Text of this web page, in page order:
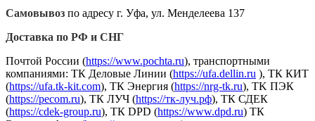
Самовывоз по адресу г. Уфа, ул. Менделеева 137
Доставка по РФ и СНГ
Почтой России (https://www.pochta.ru), транспортными
компаниями: ТК Деловые Линии (https://ufa.dellin.ru ), ТК КИТ
(https://ufa.tk-kit.com), ТК Энергия (https://nrg-tk.ru), ТK ПЭК
(https://pecom.ru), ТК ЛУЧ (https://тк-луч.рф), ТК СДЕК
(https://cdek-group.ru), ТК DPD (https://www.dpd.ru) ТК